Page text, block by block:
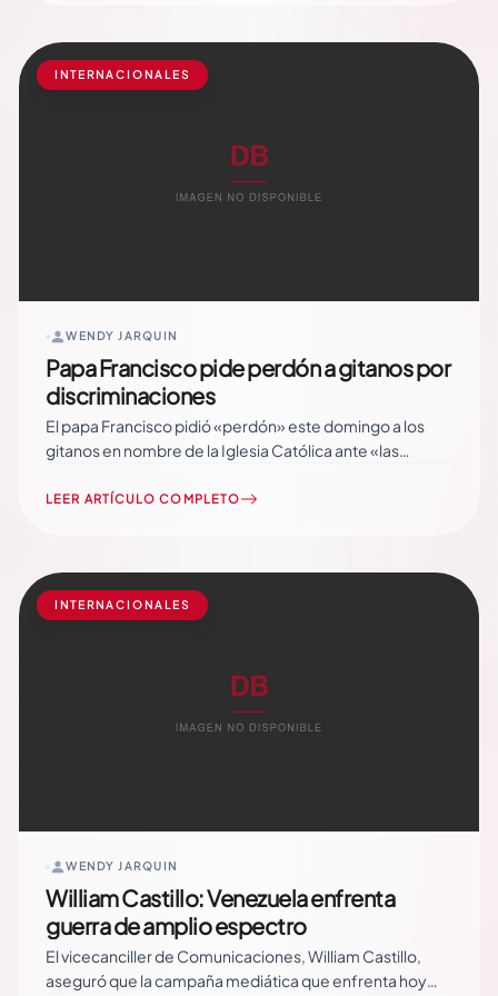
INTERNACIONALES
WENDY JARQUIN
Papa Francisco pide perdón a gitanos por
discriminaciones
El papa Francisco pidió «perdón» este domingo a los
gitanos en nombre de la Iglesia Católica ante «las
comunidad a lo largo de la historia. «Pido perdón, en
LEER ARTÍCULO COMPLETO
INTERNACIONALES
WENDY JARQUIN
William Castillo: Venezuela enfrenta
guerra de amplio espectro
El vicecanciller de Comunicaciones, William Castillo,
aseguró que la campaña mediática que enfrenta hoy